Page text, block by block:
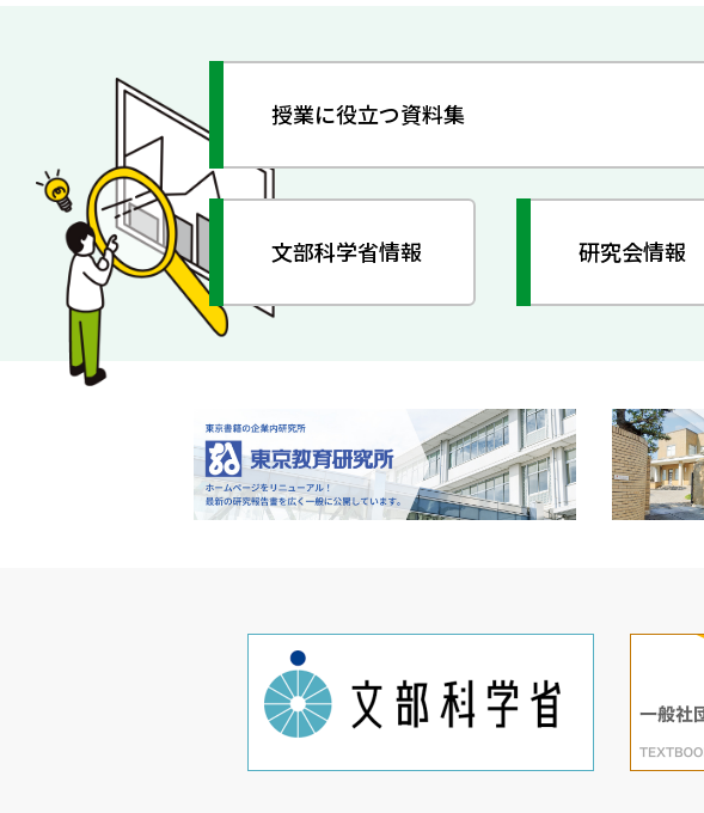
授業に役立つ資料集
文部科学省情報 研究会情報